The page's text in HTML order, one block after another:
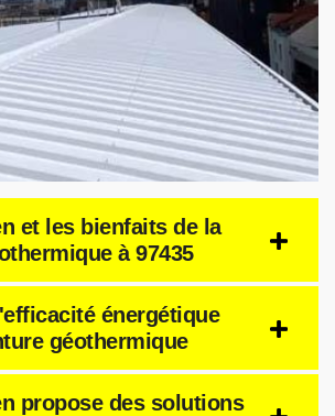
et les bienfaits de la
à 97435
énergétique
géothermique
propose des solutions